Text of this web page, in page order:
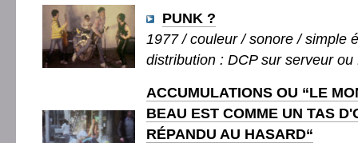
PUNK ?
1977 / couleur / sonore / simple
distribution : DCP sur serveur
ACCUMULATIONS OU “LE
BEAU EST COMME UN TAS
RÉPANDU AU HASARD“